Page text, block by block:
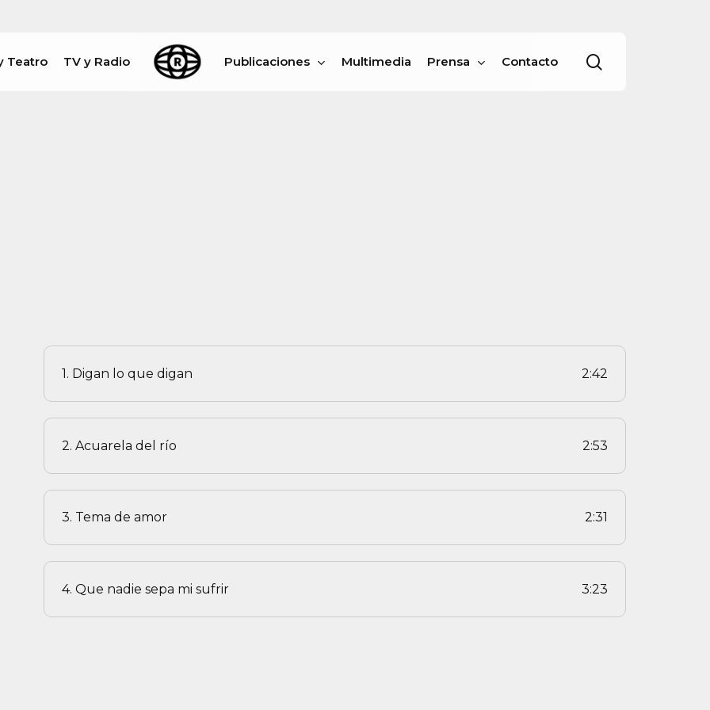
Teatro TV y Radio Publicaciones Multimedia Prensa Contacto
1. Digan lo que digan 2:42
2. Acuarela del río 2:53
3. Tema de amor 2:31
4. Que nadie sepa mi sufrir 3:23